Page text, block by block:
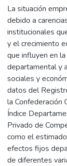
La situación
debido a
institucionales
y el crecimiento
que influyen en
departamental y
sociales y
datos del
la Confederación
Índice
Privado de
como el
efectos fijos
de diferentes